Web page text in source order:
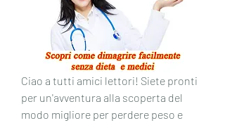
Ciao a tutti amici lettori! Siete pronti
per un'avventura alla scoperta del
modo migliore per perdere peso e